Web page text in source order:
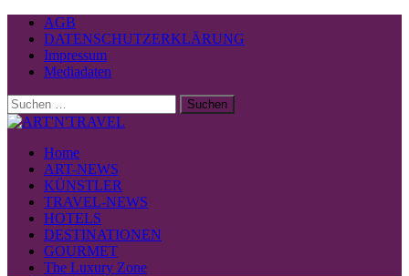
AGB
DATENSCHUTZERKLÄRUNG
Impressum
Mediadaten
Suchen
nach:
Home
ART-NEWS
KÜNSTLER
TRAVEL-NEWS
HOTELS
DESTINATIONEN
GOURMET
The Luxury Zone